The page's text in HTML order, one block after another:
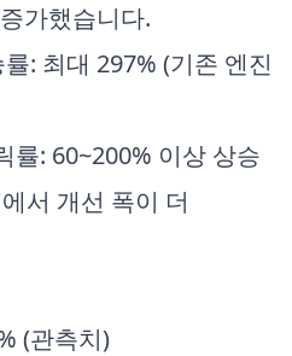
가했습니다.
: 최대 297% (기존 엔진
률: 60~200% 이상 상승
서 개선 폭이 더
(관측치)